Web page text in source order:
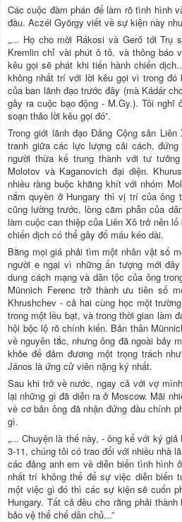
Các cuộc đàm phán để làm rõ tình hình
đầu. Aczél György viết về sự kiện này
„... Họ cho mời Rákosi và Gerő tới Trụ
Kremlin chỉ vài phút ô tô, và thông báo
kêu gọi sẽ phát khi tiến hành chiến
không nhất trí với lời kêu gọi vì trong đó
của ban lãnh đạo trước đây (mà Kádár
gây ra cuộc bạo động - M.Gy.). Tôi nghĩ
soạn thảo lời kêu gọi đó”.
Trong giới lãnh đạo Đảng Cộng sản
tranh giữa các lực lượng cải cách,
người thừa kế trung thành với tư
Molotov và Kaganovich đại diện.
nhiều ràng buộc khăng khít với nhóm
nắm quyền ở Hungary thì vị trí của ông
cũng lường trước, lòng căm phẫn của
làm cuộc can thiệp của Liên Xô trở nên
chiến dịch có thể gây đổ máu kéo dài.
Bằng mọi giá phải tìm một nhân vật số
người e ngại vì những ấn tượng mới
dung cách mạng và dân tộc của ông
Münnich Ferenc trở thành ưu tiên số
Khrushchev - cả hai cùng học một
trong một lều bạt, và trong thời gian làm
hội bộc lộ rõ chính kiến. Bản thân
về nguyên tắc, nhưng ông đã ngoài bảy
khỏe để đảm đương một trọng trách
János là ứng cử viên nặng ký nhất.
Sau khi trở về nước, ngay cả với vợ
lại những gì đã diễn ra ở Moscow. Mãi
về cơ bản ông đã nhận đứng đầu chính
gì.
„... Chuyện là thế này, - ông kể với ký
3-11, chúng tôi có trao đổi với nhiều nhà
các đảng anh em về diễn biến tình hình
nhất trí không thể để sự việc diễn biến
một việc gì đó thì các sự kiện sẽ cuốn
Hungary. Tất cả đều cho rằng phải
bảo vệ thể chế dân chủ...”